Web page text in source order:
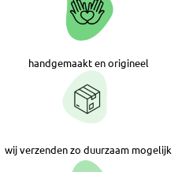
handgemaakt en origineel
wij verzenden zo duurzaam mogelijk